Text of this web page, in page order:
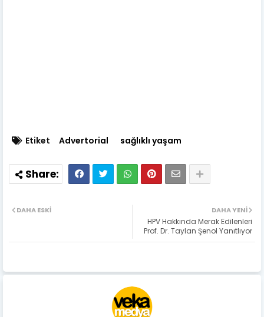
Etiket Advertorial sağlıklı yaşam
DAHA YENI
HPV Hakkında Merak Edilenleri
Prof. Dr. Taylan Şenol Yanıtlıyor
DAHA ESKI